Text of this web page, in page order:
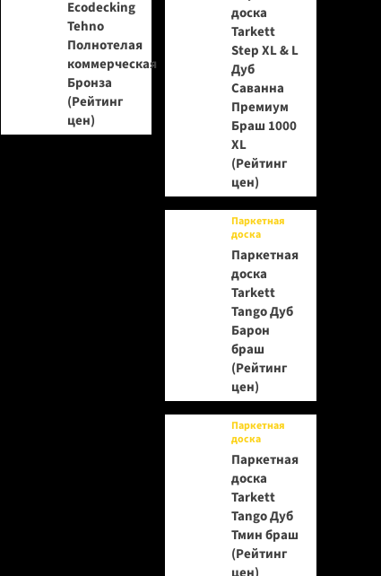
Ecodecking
Tehno
Полнотелая
коммерческая
Бронза
(Рейтинг
цен)
доска
Tarkett
Step XL & L
Дуб
Саванна
Премиум
Браш 1000
XL
(Рейтинг
цен)
Паркетная
доска
Паркетная
доска
Tarkett
Tango Дуб
Барон
браш
(Рейтинг
цен)
Паркетная
доска
Паркетная
доска
Tarkett
Tango Дуб
Тмин браш
(Рейтинг